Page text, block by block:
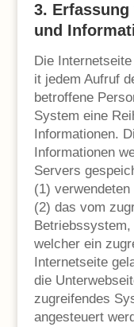
3. Erfassung
und
Die
it jedem Aufruf
betroffene
System eine
Informationen.
Informationen
Servers
(1)
(2) das vom
welcher ein
Internetseite
die
zugreifendes
angesteuert